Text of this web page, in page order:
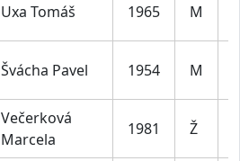
Uxa Tomáš 1965 M
Švácha Pavel 1954 M
Večerková
Marcela
1981 Ž